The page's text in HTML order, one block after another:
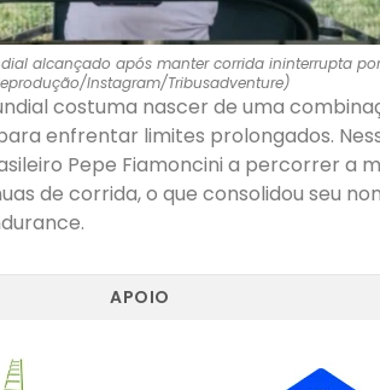
alcançado após manter corrida ininterrupta
Instagram/Tribusadventure)
costuma nascer de uma
enfrentar limites prolongados.
Pepe Fiamoncini a percorrer a
de corrida, o que consolidou seu
APOIO